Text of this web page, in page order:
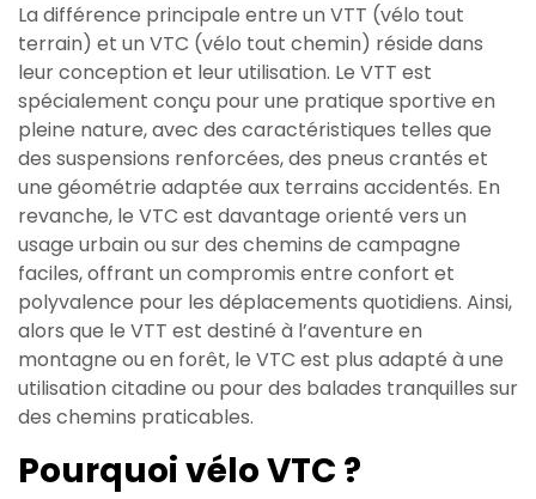
La différence principale entre un VTT (vélo tout
terrain) et un VTC (vélo tout chemin) réside dans
leur conception et leur utilisation. Le VTT est
spécialement conçu pour une pratique sportive en
pleine nature, avec des caractéristiques telles que
des suspensions renforcées, des pneus crantés et
une géométrie adaptée aux terrains accidentés. En
revanche, le VTC est davantage orienté vers un
usage urbain ou sur des chemins de campagne
faciles, offrant un compromis entre confort et
polyvalence pour les déplacements quotidiens. Ainsi,
alors que le VTT est destiné à l’aventure en
montagne ou en forêt, le VTC est plus adapté à une
utilisation citadine ou pour des balades tranquilles sur
des chemins praticables.
Pourquoi vélo VTC ?